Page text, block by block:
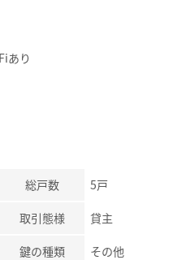
あり
総戸数 5戸
取引態様 貸主
鍵の種類 その他